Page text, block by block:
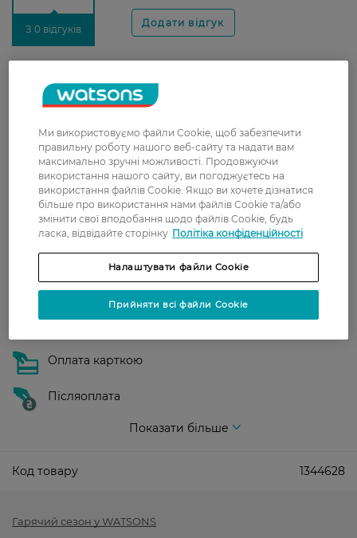
З 0 відгуків
Нова пошта
У відділення Нової пошти - 99 грн,
безкоштовно від 699 грн
Укрпошта
Вартість доставки - 79 грн, безкоштовна
доставка від - 599 грн
Вартість доставки - 0 грн
Показати більше
Оплата карткою
Післяоплата
Показати більше
Код товару 1344628
Гарячий сезон у WATSONS
Ми використовуємо файли Cookie, щоб забезпечити
правильну роботу нашого веб-сайту та надати вам
максимально зручні можливості. Продовжуючи
використання нашого сайту, ви погоджуєтесь на
використання файлів Cookie. Якщо ви хочете дізнатися
більше про використання нами файлів Cookie та/або
змінити свої вподобання щодо файлів Cookie, будь
ласка, відвідайте сторінку Політіка конфіденційності
Налаштувати файли Cookie
Прийняти всі файли Cookie